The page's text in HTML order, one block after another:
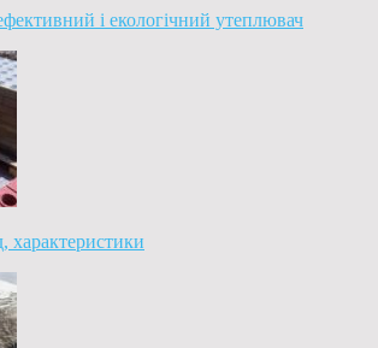
і екологічний утеплювач
характеристики